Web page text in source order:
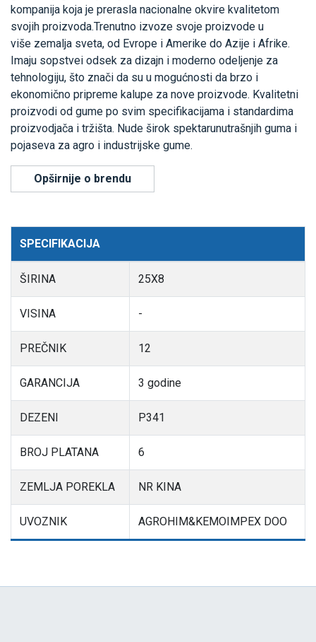
kompanija koja je prerasla nacionalne okvire kvalitetom
svojih proizvoda.Trenutno izvoze svoje proizvode u
više zemalja sveta, od Evrope i Amerike do Azije i Afrike.
Imaju sopstvei odsek za dizajn i moderno odeljenje za
tehnologiju, što znači da su u mogućnosti da brzo i
ekonomično pripreme kalupe za nove proizvode. Kvalitetni
proizvodi od gume po svim specifikacijama i standardima
proizvodjača i tržišta. Nude širok spektarunutrašnjih guma i
pojaseva za agro i industrijske gume.
Opširnije o brendu
SPECIFIKACIJA
ŠIRINA 25X8
VISINA -
PREČNIK 12
GARANCIJA 3 godine
DEZENI P341
BROJ PLATANA 6
ZEMLJA POREKLA NR KINA
UVOZNIK AGROHIM&KEMOIMPEX DOO